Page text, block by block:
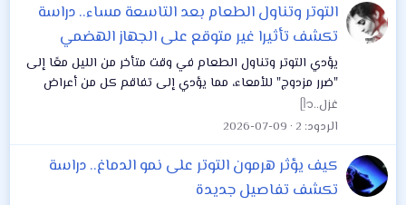
التوتر وتناول الطعام بعد التاسعة مساء.. دراسة
تكشف تأثيرا غير متوقع على الجهاز الهضمي
يؤدي التوتر وتناول الطعام في وقت متأخر من الليل معًا إلى
"ضرر مزدوج" للأمعاء، مما يؤدي إلى تفاقم كل من أعراض
الجهاز الهضمي الموجودة وتنوع البكتيريا المعوية، وفقا لموقع
"Very well health". قدمت...
غزل..ᥫ᭡
الردود 2
2026-07-09
كيف يؤثر هرمون التوتر على نمو الدماغ.. دراسة
تكشف تفاصيل جديدة